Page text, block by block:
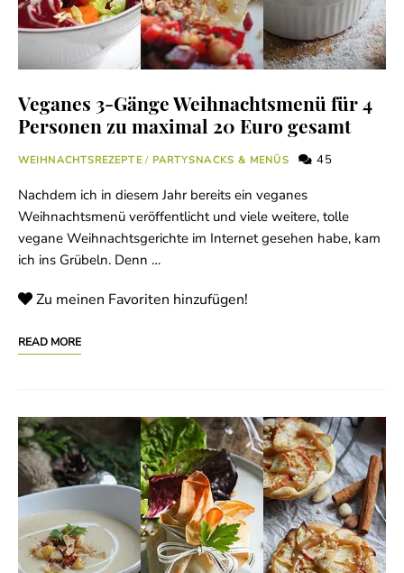
Veganes 3-Gänge Weihnachtsmenü für 4
Personen zu maximal 20 Euro gesamt
WEIHNACHTSREZEPTE/ PARTYSNACKS & MENÜS 45
Nachdem ich in diesem Jahr bereits ein veganes
Weihnachtsmenü veröffentlicht und viele weitere, tolle
vegane Weihnachtsgerichte im Internet gesehen habe, kam
ich ins Grübeln. Denn …
Zu meinen Favoriten hinzufügen!
READ MORE